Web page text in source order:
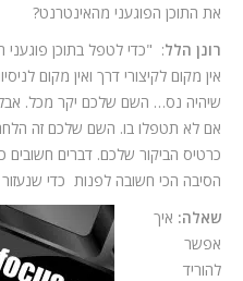
את התוכן הפוגעני מהאינטרנט?
רונן הלל: "כדי לטפל בתוכן פוגעני
אין מקום לקיצורי דרך ואין מקום
שיהיה נס… השם שלכם יקר מכל. אבל
אם לא תטפלו בו. השם שלכם זה
כרטיס הביקור שלכם. דברים חשובים
הסיבה הכי חשובה לפנות כדי
שאלה: איך
אפשר
להוריד